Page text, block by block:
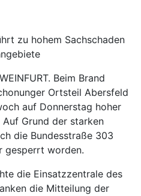
zu hohem Sachschaden
Beim Brand
Ortsteil Abersfeld
auf Donnerstag hoher
Auf Grund der starken
die Bundesstraße 303
gesperrt worden.
die Einsatzzentrale des
die Mitteilung der